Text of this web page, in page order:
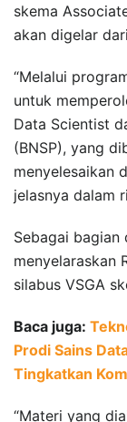
skema
akan digelar
“Melalui
untuk
Data Scientist
(BNSP), yang
menyelesaikan
jelasnya dalam
Sebagai bagian
menyelaraskan
silabus VSGA
Baca juga:
Prodi Sains
Tingkatkan
“Materi yang